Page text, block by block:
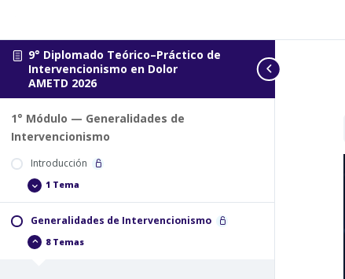
9° Diplomado Teórico–Práctico de
Intervencionismo en Dolor
AMETD 2026
1° Módulo — Generalidades de
Intervencionismo
Introducción
Expand
Introducción
1 Tema
Generalidades de Intervencionismo
Collapse
Generalidades
8 Temas